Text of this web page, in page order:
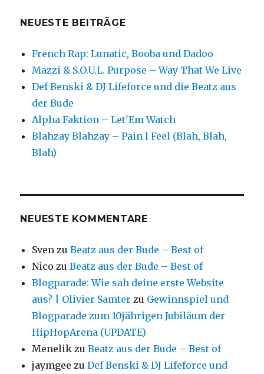
NEUESTE BEITRÄGE
French Rap: Lunatic, Booba und Dadoo
Mazzi & S.O.U.L. Purpose – Way That We Live
Def Benski & DJ Lifeforce und die Beatz aus
der Bude
Alpha Faktion – Let'Em Watch
Blahzay Blahzay – Pain I Feel (Blah, Blah,
Blah)
NEUESTE KOMMENTARE
Sven zuBeatz aus der Bude – Best of
Nico zuBeatz aus der Bude – Best of
Blogparade: Wie sah deine erste Website
aus? | Olivier Samter zu Gewinnspiel und
Blogparade zum 10jährigen Jubiläum der
HipHopArena (UPDATE)
Menelik zuBeatz aus der Bude – Best of
jaymgee zuDef Benski & DJ Lifeforce und